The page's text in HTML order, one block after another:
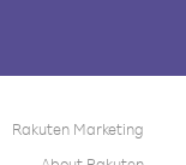
Rakuten Marketing